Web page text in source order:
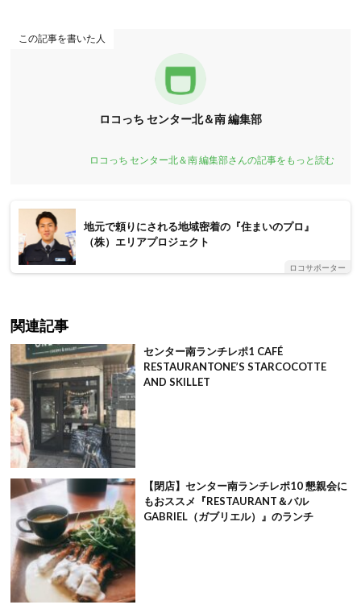
この記事を書いた人
ロコっち センター北＆南 編集部
ロコっち センター北＆南 編集部さんの記事をもっと読む
地元で頼りにされる地域密着の『住まいのプロ』
（株）エリアプロジェクト
ロコサポーター
関連記事
センター南ランチレポ1 CAFÉ
RESTAURANTONE’S STARCOCOTTE
AND SKILLET
【閉店】センター南ランチレポ10 懇親会に
もおススメ『RESTAURANT＆バル
GABRIEL（ガブリエル）』のランチ